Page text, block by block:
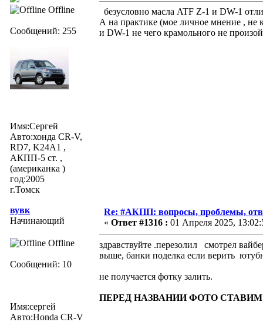
Offline
Сообщений: 255
Имя:Сергей
Авто:хонда CR-V,
RD7, K24A1 ,
АКПП-5 ст. ,
(американка )
год:2005
г.Томск
безусловно масла ATF Z-1 и DW-1
А на практике (мое личное мнение , не
и DW-1 не чего крамольного не
вувк
Начинающий
Offline
Сообщений: 10
Имя:cергей
Авто:Honda CR-V
Re: #АКПП: вопросы, проблемы,
« Ответ #1316 : 01 Апреля 2025,
здравствуйте .перезолил смотрел
выше, банки поделка если верить
не получается фотку залить.
ПЕРЕД НАЗВАНИИ ФОТО